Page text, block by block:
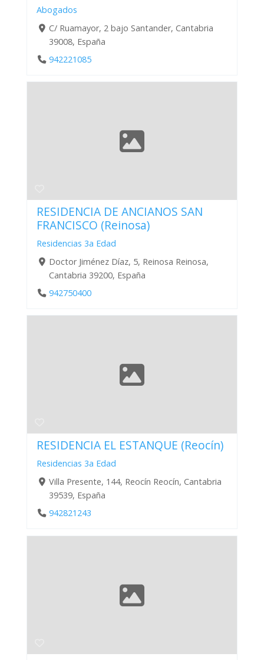
Abogados
C/ Ruamayor, 2 bajo Santander, Cantabria
39008, España
942221085
RESIDENCIA DE ANCIANOS SAN
FRANCISCO (Reinosa)
Residencias 3a Edad
Doctor Jiménez Díaz, 5, Reinosa Reinosa,
Cantabria 39200, España
942750400
RESIDENCIA EL ESTANQUE (Reocín)
Residencias 3a Edad
Villa Presente, 144, Reocín Reocín, Cantabria
39539, España
942821243